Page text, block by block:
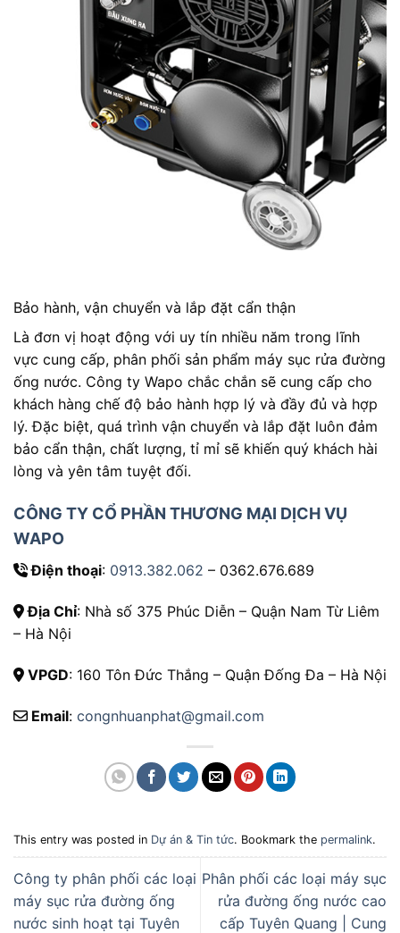
Bảo hành, vận chuyển và lắp đặt cẩn thận
Là đơn vị hoạt động với uy tín nhiều năm trong lĩnh
vực cung cấp, phân phối sản phẩm máy sục rửa đường
ống nước. Công ty Wapo chắc chắn sẽ cung cấp cho
khách hàng chế độ bảo hành hợp lý và đầy đủ và hợp
lý. Đặc biệt, quá trình vận chuyển và lắp đặt luôn đảm
bảo cẩn thận, chất lượng, tỉ mỉ sẽ khiến quý khách hài
lòng và yên tâm tuyệt đối.
CÔNG TY CỔ PHẦN THƯƠNG MẠI DỊCH VỤ
WAPO
Điện thoại: 0913.382.062 – 0362.676.689
Địa Chỉ: Nhà số 375 Phúc Diễn – Quận Nam Từ Liêm
– Hà Nội
VPGD: 160 Tôn Đức Thắng – Quận Đống Đa – Hà Nội
Email: congnhuanphat@gmail.com
This entry was posted in Dự án & Tin tức. Bookmark the permalink.
Công ty phân phối các loại
máy sục rửa đường ống
nước sinh hoạt tại Tuyên
Phân phối các loại máy sục
rửa đường ống nước cao
cấp Tuyên Quang | Cung